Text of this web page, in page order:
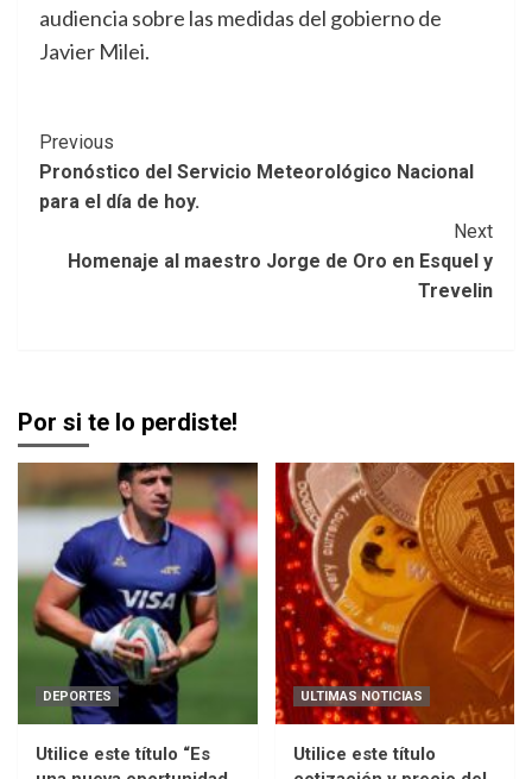
audiencia sobre las medidas del gobierno de
Javier Milei.
Post
Navigation
Previous
Pronóstico del Servicio Meteorológico Nacional
para el día de hoy.
Next
Homenaje al maestro Jorge de Oro en Esquel y
Trevelin
Por si te lo perdiste!
DEPORTES
Utilice este título “Es
ULTIMAS NOTICIAS
Utilice este título